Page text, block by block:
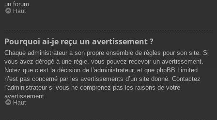
un forum.
Haut
Pourquoi ai-je reçu un avertissement ?
Chaque administrateur a son propre ensemble de règles pour son site. Si
vous avez dérogé à une règle, vous pouvez recevoir un avertissement.
Notez que c’est la décision de l’administrateur, et que phpBB Limited
n’est pas concerné par les avertissements d’un site donné. Contactez
l’administrateur si vous ne comprenez pas les raisons de votre
avertissement.
Haut